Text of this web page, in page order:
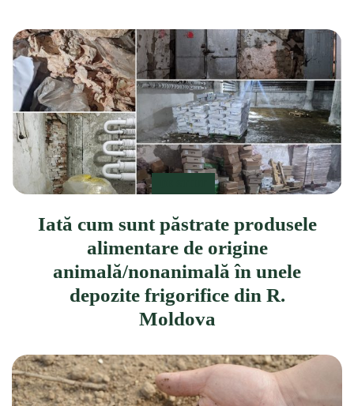
Iată cum sunt păstrate produsele
alimentare de origine
animală/nonanimală în unele
depozite frigorifice din R.
Moldova